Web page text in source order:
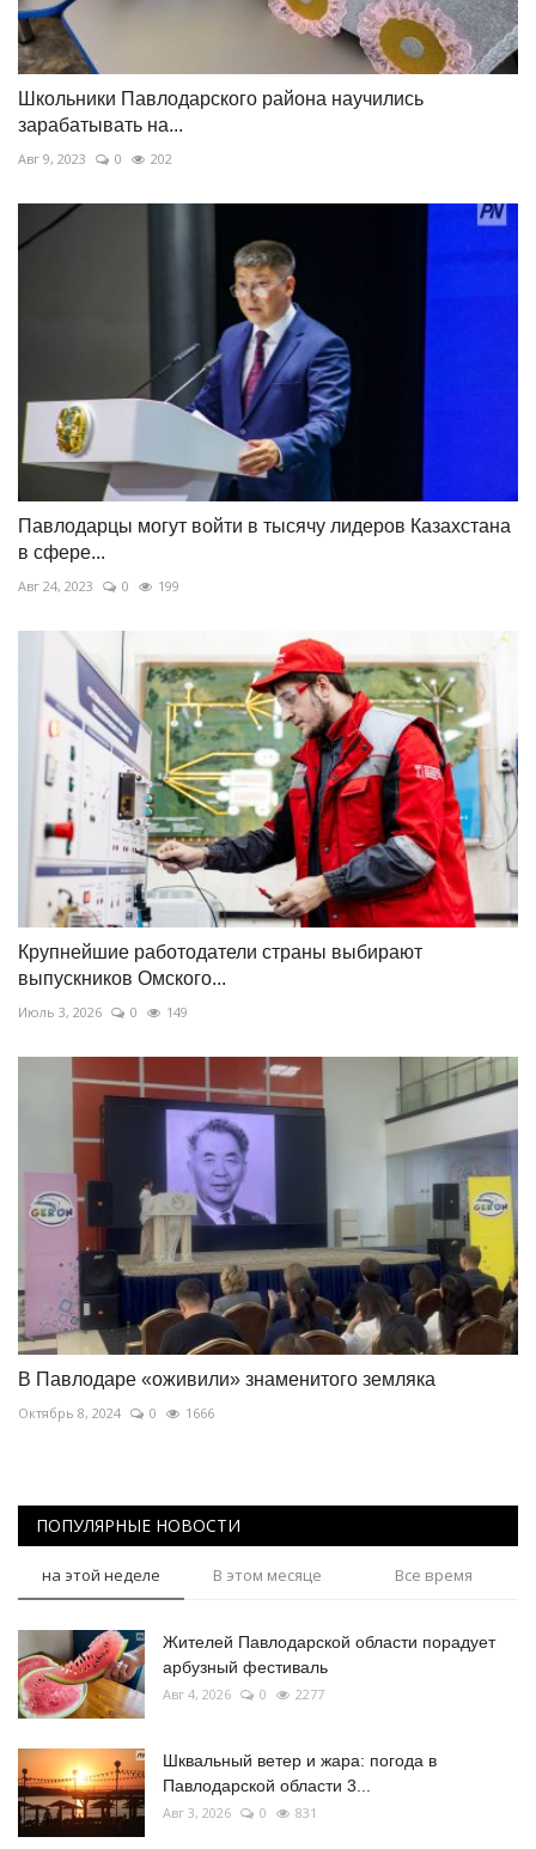
Школьники Павлодарского района научились
зарабатывать на...
Авг 9, 2023 0 202
Павлодарцы могут войти в тысячу лидеров Казахстана
в сфере...
Авг 24, 2023 0 199
Крупнейшие работодатели страны выбирают
выпускников Омского...
Июль 3, 2026 0 149
В Павлодаре «оживили» знаменитого земляка
Октябрь 8, 2024 0 1666
ПОПУЛЯРНЫЕ НОВОСТИ
на этой неделе В этом месяце Все время
Жителей Павлодарской области порадует
арбузный фестиваль
Авг 4, 2026 0 2277
Шквальный ветер и жара: погода в
Павлодарской области 3...
Авг 3, 2026 0 831